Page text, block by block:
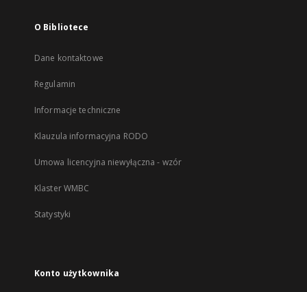
O Bibliotece
Dane kontaktowe
Regulamin
Informacje techniczne
Klauzula informacyjna RODO
Umowa licencyjna niewyłączna - wzór
Klaster WMBC
Statystyki
Konto użytkownika